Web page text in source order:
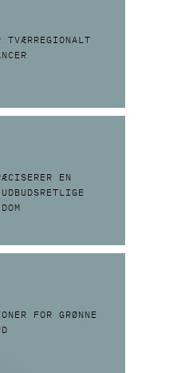
TVÆRREGIONALT
EN
FOR GRØNNE